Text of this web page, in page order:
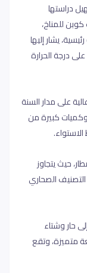
دراستها
للمناخ،
يشار إليها
درجة الحرارة
على مدار السنة
وكميات كبيرة من
.
حيث يتجاوز
الصحاري
حار وشتاء
متميزة، وتقع